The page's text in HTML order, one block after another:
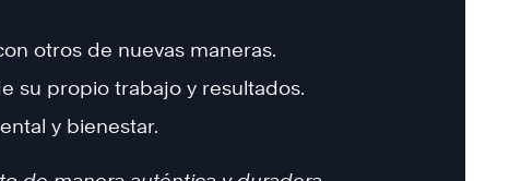
otros de nuevas maneras.
su propio trabajo y resultados.
y bienestar.